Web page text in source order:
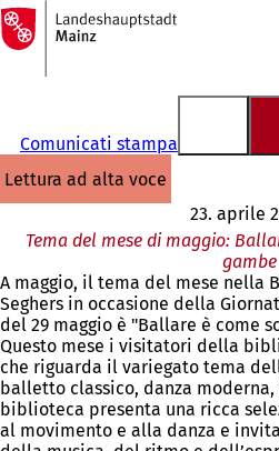
Vai al contenuto
Alla
pagina
iniziale
Comunicati stampa
lettura ad alta voce
23. aprile
Tema del mese di maggio:
gambe
A maggio, il tema del mese nella
Seghers in occasione della
del 29 maggio è "Ballare è come
Questo mese i visitatori della
che riguarda il variegato tema
balletto classico, danza
biblioteca presenta una ricca
al movimento e alla danza e